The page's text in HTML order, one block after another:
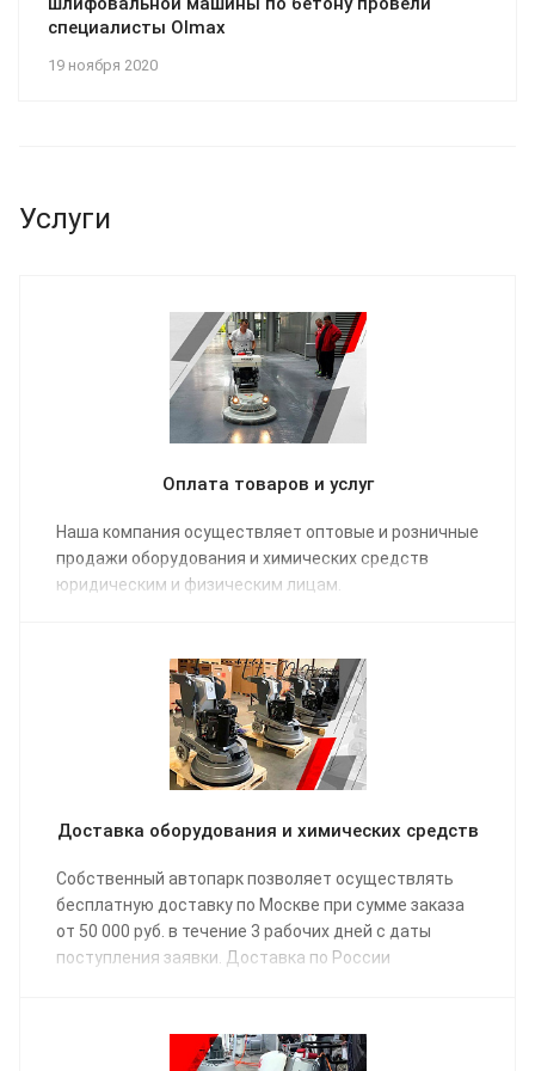
19 ноября 2020
специалисты Olmax
Услуги
Оплата товаров и услуг
Наша компания осуществляет оптовые и розничные
продажи оборудования и химических средств
юридическим и физическим лицам.
Доставка оборудования и химических средств
Собственный автопарк позволяет осуществлять
бесплатную доставку по Москве при сумме заказа
от 50 000 руб. в течение 3 рабочих дней с даты
поступления заявки. Доставка по России